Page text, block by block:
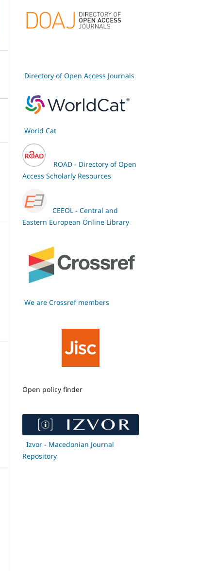
Directory of Open Access Journals
World Cat
ROAD - Directory of Open
Access Scholarly Resources
CEEOL - Central and
Eastern European Online Library
We are Crossref members
Open policy finder
Izvor - Macedonian Journal
Repository